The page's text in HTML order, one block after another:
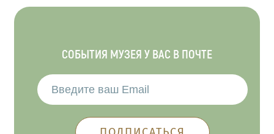
СОБЫТИЯ МУЗЕЯ У ВАС В ПОЧТЕ